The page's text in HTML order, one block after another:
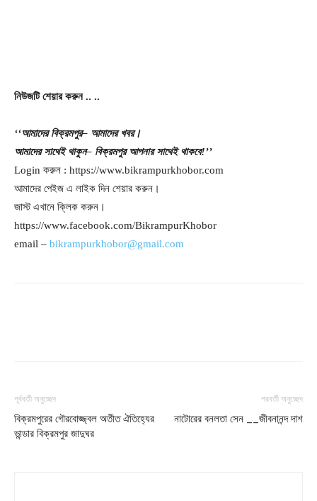
নিউজটি শেয়ার করুন.. ..
‘‘আমাদের বিক্রমপুর– আমাদের খবর।
আমাদের সাথেই থাকুন– বিক্রমপুর আপনার সাথেই থাকবে!’’
Login করুন : https://www.bikrampurkhobor.com
আমাদের পেইজ এ লাইক দিন শেয়ার করুন।
জাস্ট এখানে ক্লিক করুন।
https://www.facebook.com/BikrampurKhobor
email – bikrampurkhobor@gmail.com
পূর্ববর্তী অনুচ্ছেদ
বিক্রমপুরের গৌরবোজ্জ্বল অতীত ঐতিহ্যের
ভান্ডার বিক্রমপুর জাদুঘর
পরবর্তী অনুচ্ছেদ
নাটোরের বনলতা সেন __জীবনানন্দ দাশ